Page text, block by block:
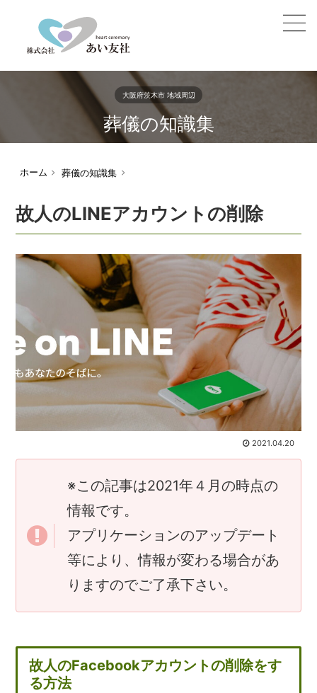
大阪府茨木市 地域周辺
葬儀の知識集
ホーム 葬儀の知識集
故人のLINEアカウントの削除
2021.04.20
※この記事は2021年４月の時点の
情報です。
アプリケーションのアップデート
等により、情報が変わる場合があ
りますのでご了承下さい。
故人のFacebookアカウントの削除をす
る方法